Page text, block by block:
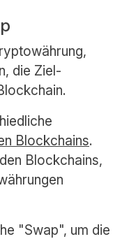
die Ziel-
Blockchains.
Blockchains,
"Swap", um die